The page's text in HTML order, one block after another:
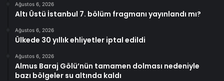
Ağustos 6, 2026
Altı Üstü İstanbul 7. bölüm fragmanı yayınlandı mı?
Ağustos 6, 2026
Ülkede 30 yıllık ehliyetler iptal edildi
Ağustos 6, 2026
Almus Baraj Gölü’nün tamamen dolması nedeniyle
bazı bölgeler su altında kaldı